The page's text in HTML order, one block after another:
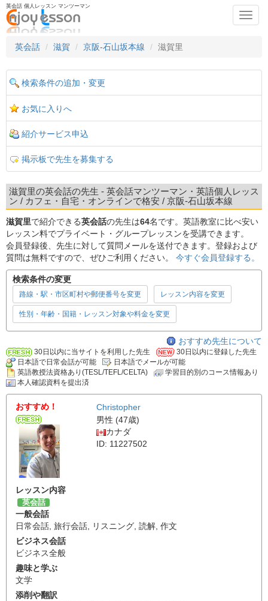
英会話 個人レッスン マンツーマン
英会話
滋賀 京阪-石山坂本線 滋賀里
検索条件の追加・変更
お気に入りへ
紹介サービス申込
掲示板で先生を募集する
滋賀里の英会話の先生 - 英会話マンツーマン・英語個人レッス
ン / カフェ・自宅・オンラインで格安 / 京阪-石山坂本線
滋賀里で紹介できる英会話の先生は64名です。英語教室に比べ安い
レッスン料でプライベート・グループレッスンを受講できます。
会員登録後、先生に対して質問メールを送付できます。登録および
質問は無料ですので、ぜひご利用ください。 今すぐ会員登録する。
検索条件の変更
路線・駅・市区町村や郵便番号を変更 レッスン内容を変更
性別・年齢・国籍・レッスン対象や料金を変更
おすすめ先生について
30日以内に当サイトを利用した先生
30日以内に登録した先生
日本語で日常会話が可能
日本語でメールが可能
英語教授法資格あり(TESL/TEFL/CELTA)
学習目的別のコース情報あり
本人確認資料を提出済
おすすめ！
Christopher
男性 (47歳)
カナダ
ID: 11227502
レッスン内容
英会話
一般会話
日常会話, 旅行会話, リスニング, 読解, 作文
ビジネス会話
ビジネス全般
趣味と学ぶ
文学
添削や翻訳